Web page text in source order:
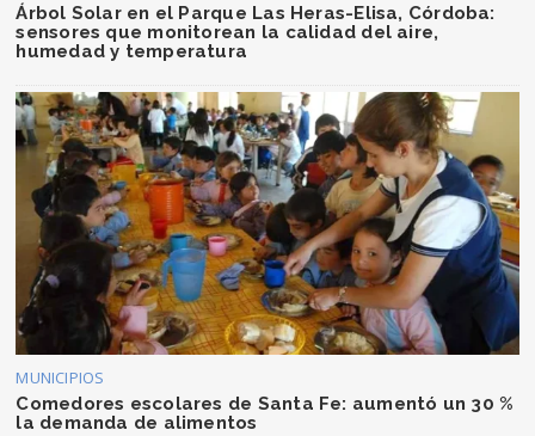
Árbol Solar en el Parque Las Heras-Elisa, Córdoba:
sensores que monitorean la calidad del aire,
humedad y temperatura
MUNICIPIOS
Comedores escolares de Santa Fe: aumentó un 30 %
la demanda de alimentos